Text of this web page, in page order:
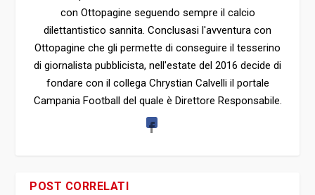
con Ottopagine seguendo sempre il calcio
dilettantistico sannita. Conclusasi l'avventura con
Ottopagine che gli permette di conseguire il tesserino
di giornalista pubblicista, nell'estate del 2016 decide di
fondare con il collega Chrystian Calvelli il portale
Campania Football del quale è Direttore Responsabile.
POST CORRELATI